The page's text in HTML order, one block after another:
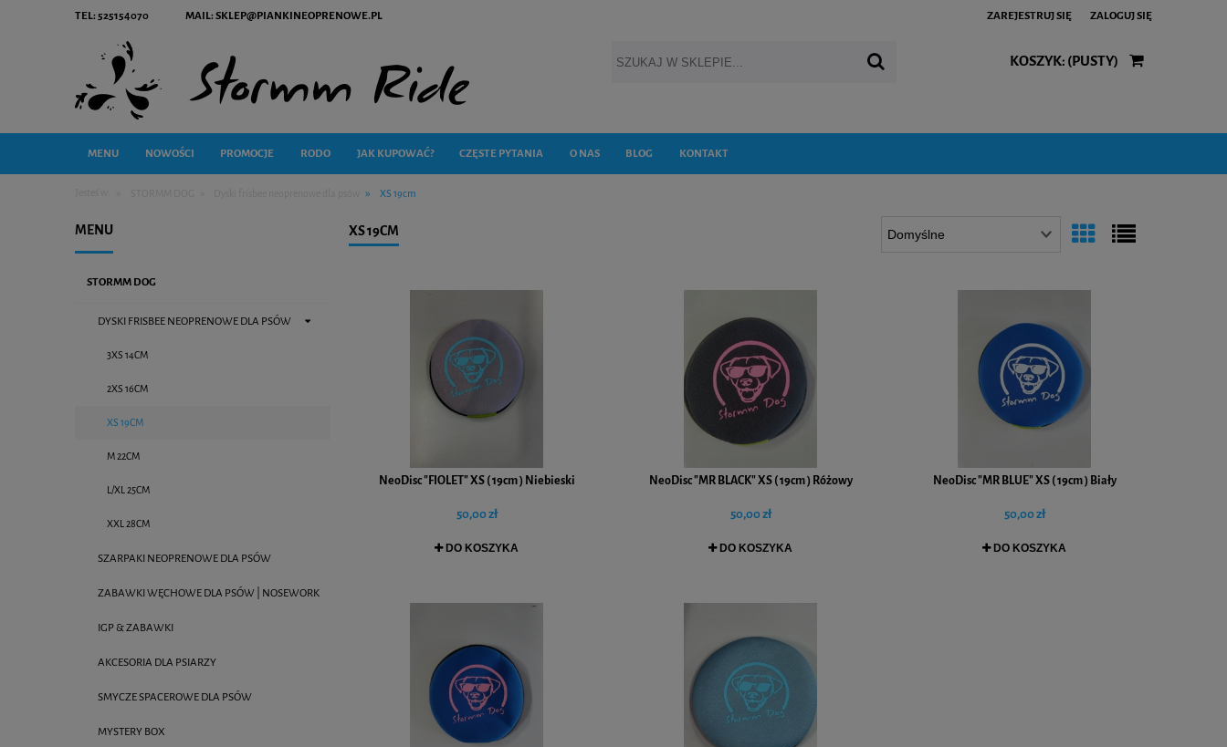
TEL: 525154070 MAIL: SKLEP@PIANKINEOPRENOWE.PL ZAREJESTRUJ SIĘ ZALOGUJ SIĘ
KOSZYK: (PUSTY)
MENU NOWOŚCI PROMOCJE RODO JAK KUPOWAĆ? CZĘSTE PYTANIA O NAS BLOG KONTAKT
» XS 19cm
MENU
STORMM DOG
DYSKI FRISBEE NEOPRENOWE DLA PSÓW
3XS 14CM
2XS 16CM
XS 19CM
M 22CM
L/XL 25CM
XXL 28CM
SZARPAKI NEOPRENOWE DLA PSÓW
ZABAWKI WĘCHOWE DLA PSÓW | NOSEWORK
IGP & ZABAWKI
AKCESORIA DLA PSIARZY
SMYCZE SPACEROWE DLA PSÓW
MYSTERY BOX
XS 19CM
NeoDisc "FIOLET" XS ( 19cm ) Niebieski
50,00 zł
DO KOSZYKA
NeoDisc "MR BLACK" XS ( 19cm ) Różowy
50,00 zł
DO KOSZYKA
NeoDisc "MR BLUE" XS ( 19cm ) Biały
50,00 zł
DO KOSZYKA